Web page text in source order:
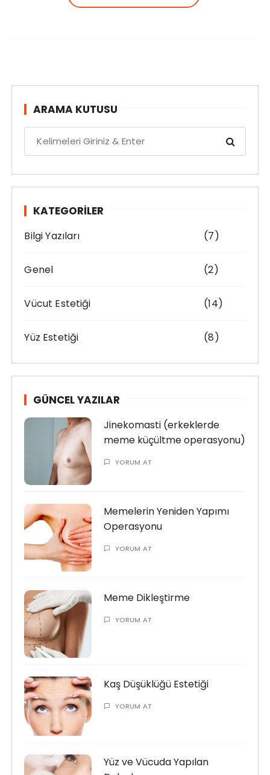
ARAMA KUTUSU
r
h
o
:
KATEGORILER
Bilgi Yazıları (7)
Genel (2)
Vücut Estetiği (14)
Yüz Estetiği (8)
GÜNCEL YAZILAR
Jinekomasti (erkeklerde
meme küçültme operasyonu)
YORUM AT
Memelerin Yeniden Yapımı
Operasyonu
YORUM AT
Meme Dikleştirme
YORUM AT
Kaş Düşüklüğü Estetiği
YORUM AT
Yüz ve Vücuda Yapılan